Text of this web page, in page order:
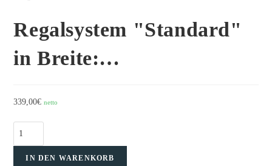
Regalsystem "Standard"
in Breite:…
339,00€ netto
Regalsystem
"Standard"
IN DEN WARENKORB